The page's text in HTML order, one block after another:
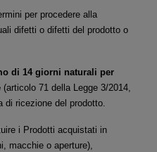
per procedere alla
difetti o difetti del prodotto o
di 14 giorni naturali per
(articolo 71 della Legge 3/2014,
di ricezione del prodotto.